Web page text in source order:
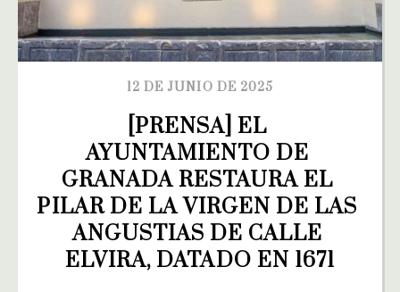
12 DE JUNIO DE 2025
[PRENSA] EL
AYUNTAMIENTO DE
GRANADA RESTAURA EL
PILAR DE LA VIRGEN DE LAS
ANGUSTIAS DE CALLE
ELVIRA, DATADO EN 1671